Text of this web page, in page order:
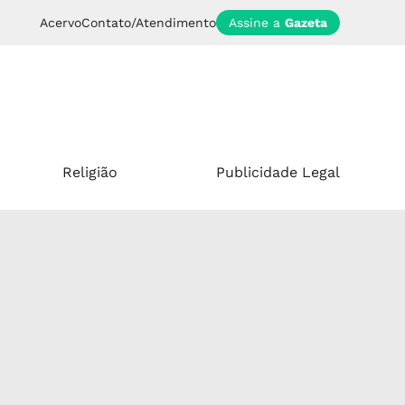
AcervoContato/Atendimento Assine a Gazeta
Religião Publicidade Legal